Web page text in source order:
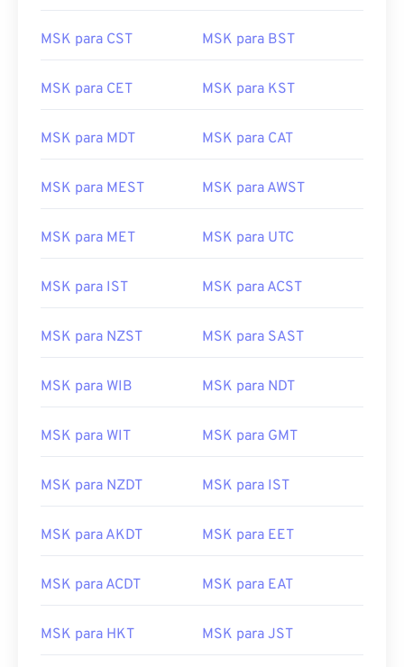
MSK para CST MSK para BST
MSK para CET MSK para KST
MSK para MDT MSK para CAT
MSK para MEST MSK para AWST
MSK para MET MSK para UTC
MSK para IST MSK para ACST
MSK para NZST MSK para SAST
MSK para WIB MSK para NDT
MSK para WIT MSK para GMT
MSK para NZDT MSK para IST
MSK para AKDT MSK para EET
MSK para ACDT MSK para EAT
MSK para HKT MSK para JST